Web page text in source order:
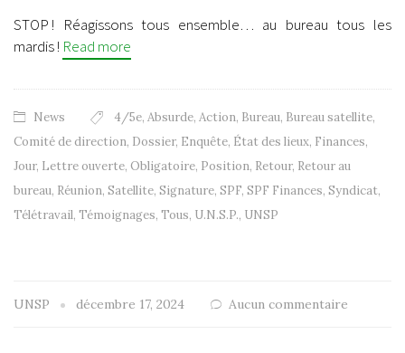
STOP ! Réagissons tous ensemble… au bureau tous les
mardis ! Read more
News 4/5e, Absurde, Action, Bureau, Bureau satellite,
Comité de direction, Dossier, Enquête, État des lieux, Finances,
Jour, Lettre ouverte, Obligatoire, Position, Retour, Retour au
bureau, Réunion, Satellite, Signature, SPF, SPF Finances, Syndicat,
Télétravail, Témoignages, Tous, U.N.S.P., UNSP
UNSP décembre 17, 2024 Aucun commentaire